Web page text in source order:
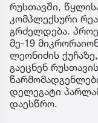
რუსთავში,
კომპლექსური
გრძელდება.
მე-19
ლეონიძის
გაეცნენ
დელეგატი
დაესწრო.